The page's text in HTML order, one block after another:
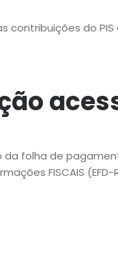
do PIS
da folha de
FISCAIS (EFD-